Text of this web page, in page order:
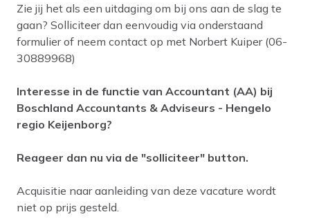
Zie jij het als een uitdaging om bij ons aan de slag te
gaan? Solliciteer dan eenvoudig via onderstaand
formulier of neem contact op met Norbert Kuiper (06-
30889968)
Interesse in de functie van Accountant (AA) bij
Boschland Accountants & Adviseurs - Hengelo
regio Keijenborg?
Reageer dan nu via de "solliciteer" button.
Acquisitie naar aanleiding van deze vacature wordt
niet op prijs gesteld.